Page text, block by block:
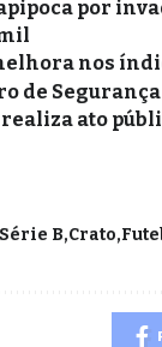
por
nos
de
ato
B Crato